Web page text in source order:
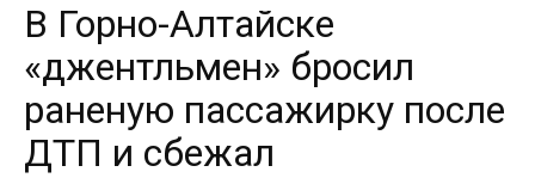
В Горно-Алтайске
«джентльмен» бросил
раненую пассажирку после
ДТП и сбежал